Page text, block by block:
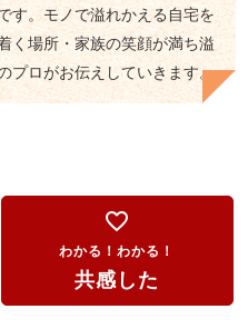
す。モノで溢れかえる自宅を
く場所・家族の笑顔が満ち溢
プロがお伝えしていきます。
favorite_border
わかる！わかる！
共感した